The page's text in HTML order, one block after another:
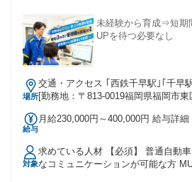
未経験から育成⇒短期
UPを待つ必要なし
場所
交通・アクセス ｢西鉄千早駅｣｢千早
[勤務地：〒813-0019福岡県福岡市東
給与
月給230,000円～400,000円 給与詳
れる通勤・皆勤・家族手当金額：な
るその他手当金額：なし 一律手当含む 固定残業代なし 残業
代は別途1分単位で支給 配車・物流
対象
求めている人材 【必須】 普通自動
なコミュニケーションが可能な方 MUST HAVE JLPT N1